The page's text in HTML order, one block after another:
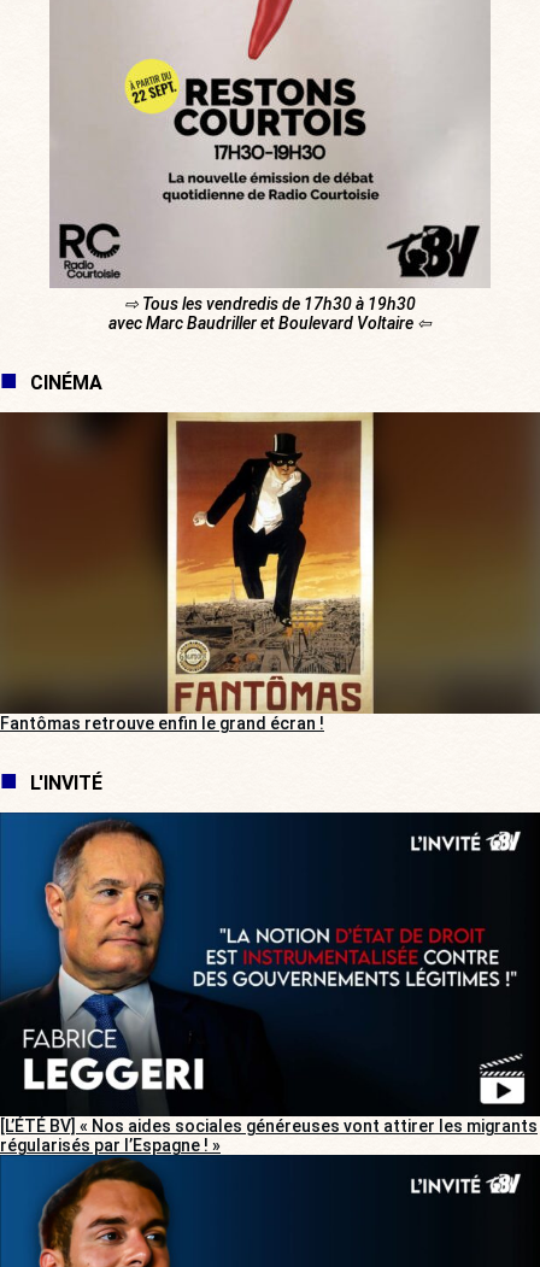
⇨ Tous les vendredis de 17h30 à 19h30
avec Marc Baudriller et Boulevard Voltaire ⇦
CINÉMA
Fantômas retrouve enfin le grand écran !
L'INVITÉ
[L’ÉTÉ BV] « Nos aides sociales généreuses vont attirer les migrants
régularisés par l’Espagne ! »